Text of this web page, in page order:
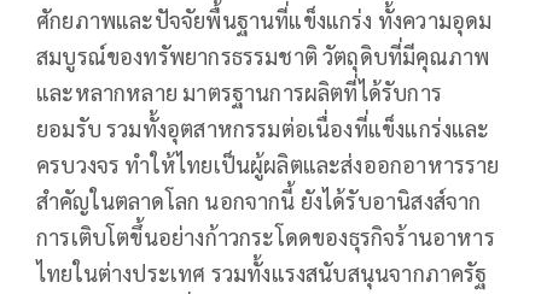
ศักยภาพและปัจจัยพื้นฐานที่แข็งแกร่ง ทั้งความอุดม
สมบูรณ์ของทรัพยากรธรรมชาติ วัตถุดิบที่มีคุณภาพ
และหลากหลาย มาตรฐานการผลิตที่ได้รับการ
ยอมรับ รวมทั้งอุตสาหกรรมต่อเนื่องที่แข็งแกร่งและ
ครบวงจร ทำให้ไทยเป็นผู้ผลิตและส่งออกอาหารราย
สำคัญในตลาดโลก นอกจากนี้ ยังได้รับอานิสงส์จาก
การเติบโตขึ้นอย่างก้าวกระโดดของธุรกิจร้านอาหาร
ไทยในต่างประเทศ รวมทั้งแรงสนับสนุนจากภาครัฐ